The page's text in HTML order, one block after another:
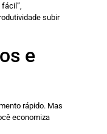
subir
e
rápido. Mas
economiza